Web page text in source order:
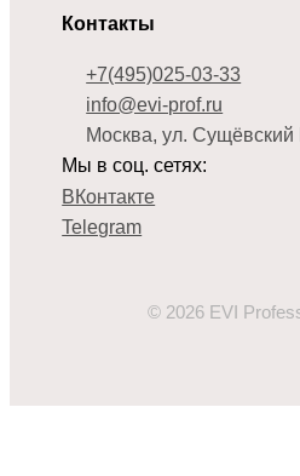
Контакты
+7(495)025-03-33
info@evi-prof.ru
Москва, ул. Сущёвский
Мы в соц. сетях:
ВКонтакте
Telegram
© 2026 EVI